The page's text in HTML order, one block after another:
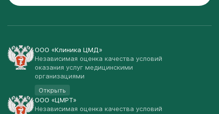
ООО «Клиника ЦМД»
Независимая оценка качества условий
оказания услуг медицинскими
организациями
Открыть
ООО «ЦМРТ»
Независимая оценка качества условий